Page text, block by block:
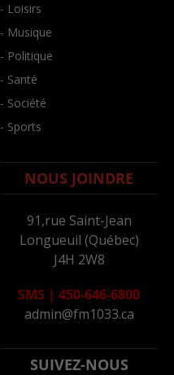
- Loisirs
- Musique
- Politique
- Santé
- Société
- Sports
NOUS JOINDRE
91,rue Saint-Jean
Longueuil (Québec)
J4H 2W8
SMS | 450-646-6800
admin@fm1033.ca
SUIVEZ-NOUS